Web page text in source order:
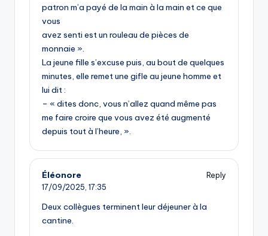
patron m’a payé de la main à la main et ce que
vous
avez senti est un rouleau de pièces de
monnaie ».
La jeune fille s’excuse puis, au bout de quelques
minutes, elle remet une gifle au jeune homme et
lui dit :
– « dites donc, vous n’allez quand même pas
me faire croire que vous avez été augmenté
depuis tout à l’heure, ».
Éléonore
Reply
17/09/2025, 17:35
Deux collègues terminent leur déjeuner à la
cantine.